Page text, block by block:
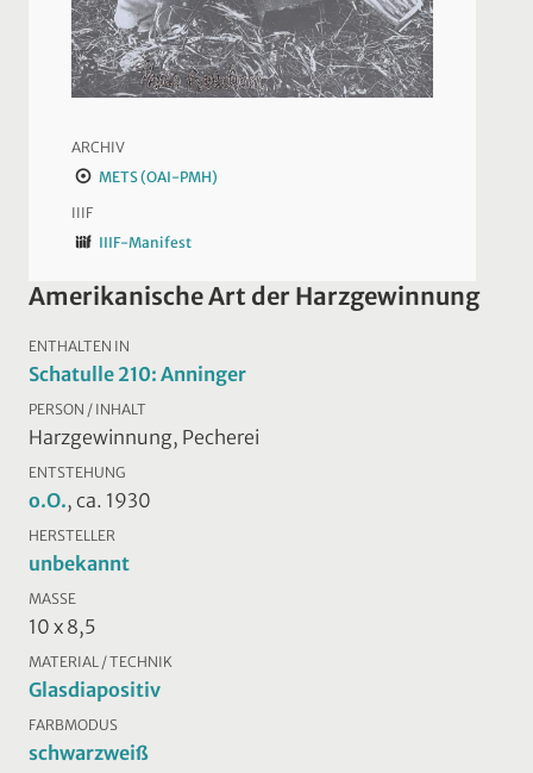
ARCHIV
METS (OAI-PMH)
IIIF
IIIF-Manifest
Amerikanische Art der Harzgewinnung
ENTHALTEN IN
Schatulle 210: Anninger
PERSON / INHALT
Harzgewinnung, Pecherei
ENTSTEHUNG
o.O., ca. 1930
HERSTELLER
unbekannt
MASSE
10 x 8,5
MATERIAL / TECHNIK
Glasdiapositiv
FARBMODUS
schwarzweiß